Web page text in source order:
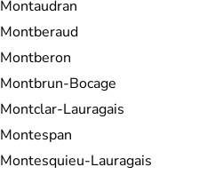
Montaudran
Montberaud
Montberon
Montbrun-Bocage
Montclar-Lauragais
Montespan
Montesquieu-Lauragais